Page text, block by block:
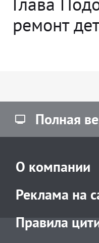
ремонт
Полная
О компании
Реклама на
Правила